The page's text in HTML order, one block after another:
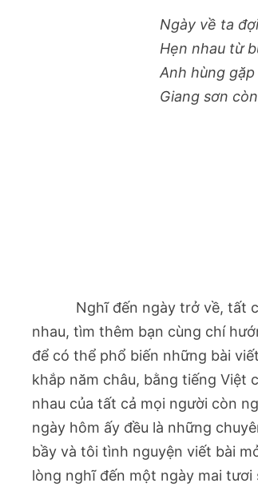
Ngày về ta
Hẹn nhau từ
Anh hùng
Giang sơn
Nghĩ đến ngày trở về, tất cả
nhau, tìm thêm bạn cùng chí
để có thể phổ biến những bài
khắp năm châu, bằng tiếng Việt
nhau của tất cả mọi người còn
ngày hôm ấy đều là những
bầy và tôi tình nguyện viết bài
lòng nghĩ đến một ngày mai